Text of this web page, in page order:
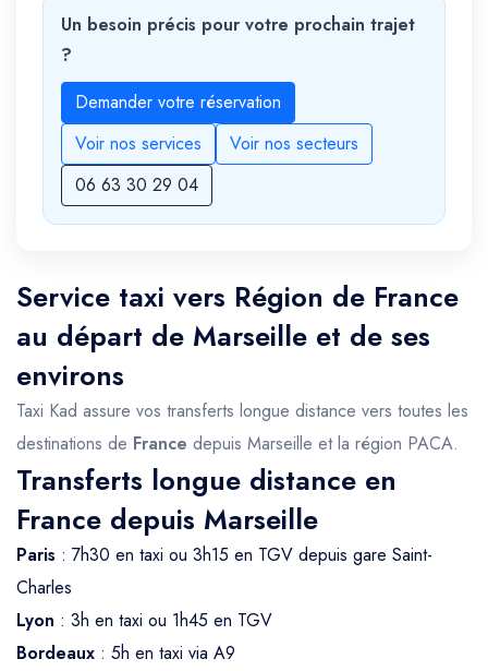
Un besoin précis pour votre prochain trajet
?
Demander votre réservation
Voir nos services
Voir nos secteurs
06 63 30 29 04
Service taxi vers Région de France
au départ de Marseille et de ses
environs
Taxi Kad assure vos transferts longue distance vers toutes les
destinations de France depuis Marseille et la région PACA.
Transferts longue distance en
France depuis Marseille
Paris : 7h30 en taxi ou 3h15 en TGV depuis gare Saint-
Charles
Lyon : 3h en taxi ou 1h45 en TGV
Bordeaux : 5h en taxi via A9